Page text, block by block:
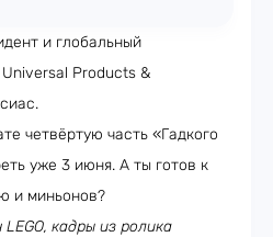
и глобальный
Products &
четвёртую часть «Гадкого
уже 3 июня. А ты готов к
и миньонов?
кадры из ролика